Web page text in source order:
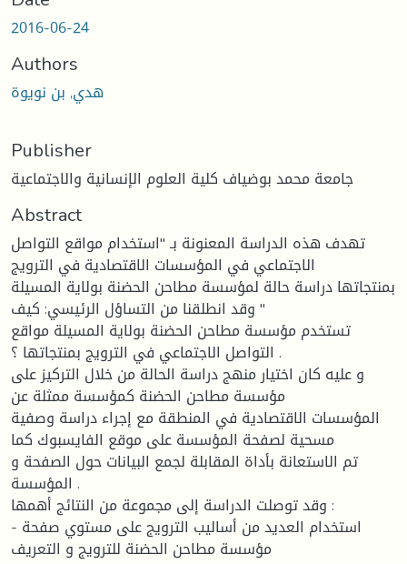
2016-06-24
Authors
هدي, بن نويوة
Publisher
جامعة محمد بوضياف كلية العلوم الإنسانية والاجتماعية
Abstract
تهدف هذه الدراسة المعنونة بـ "استخدام مواقع التواصل
الاجتماعي في المؤسسات الاقتصادية في الترويج
بمنتجاتها دراسة حالة لمؤسسة مطاحن الحضنة بولاية المسيلة
" وقد انطلقنا من التساؤل الرئيسي: كيف
تستخدم مؤسسة مطاحن الحضنة بولاية المسيلة مواقع
التواصل الاجتماعي في الترويج بمنتجاتها ؟ .
و عليه كان اختيار منهج دراسة الحالة من خلال التركيز على
مؤسسة مطاحن الحضنة كمؤسسة ممثلة عن
المؤسسات الاقتصادية في المنطقة مع إجراء دراسة وصفية
مسحية لصفحة المؤسسة على موقع الفايسبوك كما
تم الاستعانة بأداة المقابلة لجمع البيانات حول الصفحة و
المؤسسة .
وقد توصلت الدراسة إلى مجموعة من النتائج أهمها :
- استخدام العديد من أساليب الترويج على مستوي صفحة
مؤسسة مطاحن الحضنة للترويج و التعريف